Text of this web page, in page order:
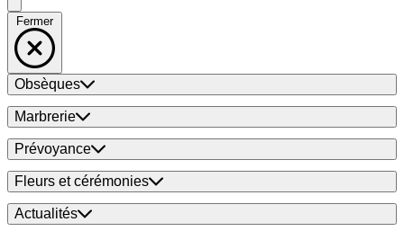
Fermer
Obsèques
Marbrerie
Prévoyance
Fleurs et cérémonies
Actualités